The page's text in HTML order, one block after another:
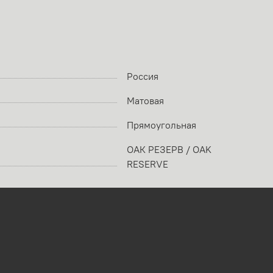
Россия
Матовая
Прямоугольная
ОАК РЕЗЕРВ / OAK
RESERVE